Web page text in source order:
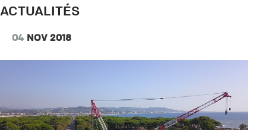
Fondations
ACTUALITÉS
04 NOV 2018